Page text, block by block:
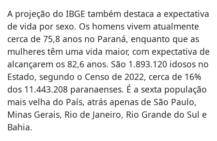
A projeção do IBGE também destaca a expectativa
de vida por sexo. Os homens vivem atualmente
cerca de 75,8 anos no Paraná, enquanto que as
mulheres têm uma vida maior, com expectativa de
alcançarem os 82,6 anos. São 1.893.120 idosos no
Estado, segundo o Censo de 2022, cerca de 16%
dos 11.443.208 paranaenses. É a sexta população
mais velha do País, atrás apenas de São Paulo,
Minas Gerais, Rio de Janeiro, Rio Grande do Sul e
Bahia.